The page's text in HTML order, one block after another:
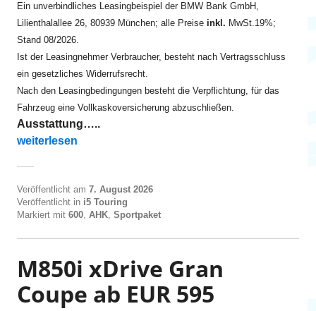
Ein unverbindliches Leasingbeispiel der BMW Bank GmbH,
Lilienthalallee 26, 80939 München; alle Preise inkl. MwSt.19%;
Stand 08/2026.
Ist der Leasingnehmer Verbraucher, besteht nach Vertragsschluss
ein gesetzliches Widerrufsrecht.
Nach den Leasingbedingungen besteht die Verpflichtung, für das
Fahrzeug eine Vollkaskoversicherung abzuschließen.
Ausstattung…..
„i5 eDrive40 Touring ab EUR 560“
weiterlesen
Veröffentlicht am 7. August 2026
Veröffentlicht in i5 Touring
Markiert mit 600, AHK, Sportpaket
M850i xDrive Gran
Coupe ab EUR 595